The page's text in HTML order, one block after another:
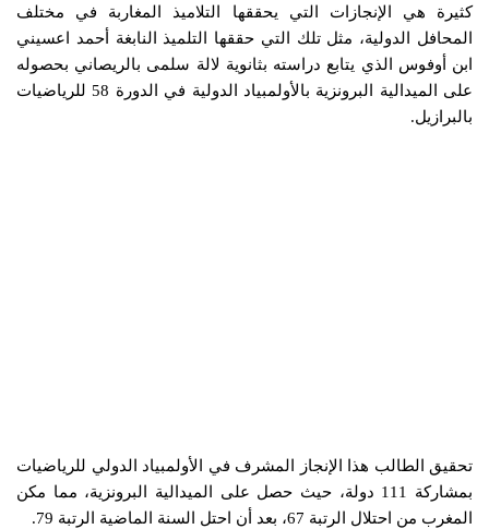
كثيرة هي الإنجازات التي يحققها التلاميذ المغاربة في مختلف
المحافل الدولية، مثل تلك التي حققها التلميذ النابغة أحمد اعسيني
ابن أوفوس الذي يتابع دراسته بثانوية لالة سلمى بالريصاني بحصوله
على الميدالية البرونزية بالأولمبياد الدولية في الدورة 58 للرياضيات
بالبرازيل.
تحقيق الطالب هذا الإنجاز المشرف في الأولمبياد الدولي للرياضيات
بمشاركة 111 دولة، حيث حصل على الميدالية البرونزية، مما مكن
المغرب من احتلال الرتبة 67، بعد أن احتل السنة الماضية الرتبة 79.